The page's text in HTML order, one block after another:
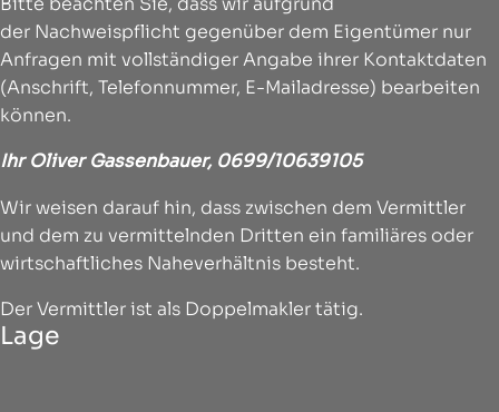
der Nachweispflicht gegenüber dem Eigentümer nur
Anfragen mit vollständiger Angabe ihrer Kontaktdaten
(Anschrift, Telefonnummer, E-Mailadresse) bearbeiten
können.
Ihr Oliver Gassenbauer, 0699/10639105
Wir weisen darauf hin, dass zwischen dem Vermittler
und dem zu vermittelnden Dritten ein familiäres oder
wirtschaftliches Naheverhältnis besteht.
Der Vermittler ist als Doppelmakler tätig.
Lage